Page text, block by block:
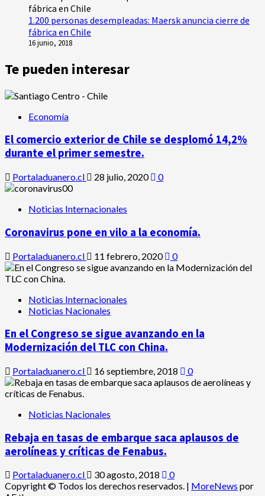
1.200 personas desempleadas: Maersk anuncia cierre de
fábrica en Chile
16 junio, 2018
Te pueden interesar
Economía
El comercio exterior de Chile se desplomó 14,2%
durante el primer semestre.
Portaladuanero.cl 28 julio, 2020 0
Noticias Internacionales
Coronavirus pone en vilo a la economía.
Portaladuanero.cl 11 febrero, 2020 0
Noticias Internacionales
Noticias Nacionales
En el Congreso se sigue avanzando en la
Modernización del TLC con China.
Portaladuanero.cl 16 septiembre, 2018 0
Noticias Nacionales
Rebaja en tasas de embarque saca aplausos de
aerolíneas y críticas de Fenabus.
Portaladuanero.cl 30 agosto, 2018
0
Copyright © Todos los derechos reservados. | MoreNews por